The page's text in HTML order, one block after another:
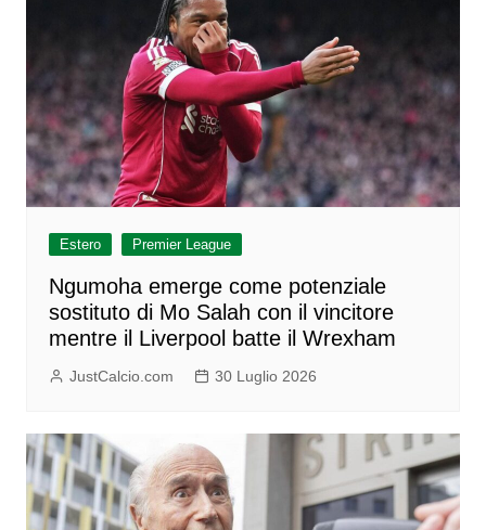
Estero Premier League
Ngumoha emerge come potenziale
sostituto di Mo Salah con il vincitore
mentre il Liverpool batte il Wrexham
JustCalcio.com 30 Luglio 2026